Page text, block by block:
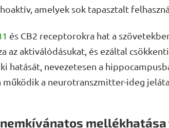
amelyek sok tapasztalt
és CB2 receptorokra hat a
az aktiválódásukat, és ezáltal
hatását, nevezetesen a
működik a neurotranszmitter-ideg
nemkívánatos mellékhatása